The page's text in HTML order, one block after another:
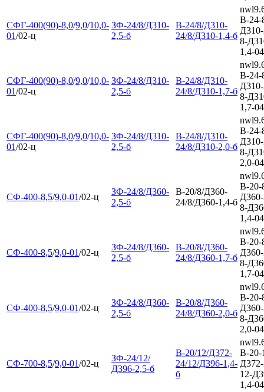
СФГ-400(90)-8,0/9,0/10,0-
01/02-ц
ЗФ-24/8/Д310-
2,5-б
В-24/8/Д310-
24/8/Д310-1,4-б
В-24-
8-
1,4-04
СФГ-400(90)-8,0/9,0/10,0-
01/02-ц
ЗФ-24/8/Д310-
2,5-б
В-24/8/Д310-
24/8/Д310-1,7-б
В-24-
8-
1,7-04
СФГ-400(90)-8,0/9,0/10,0-
01/02-ц
ЗФ-24/8/Д310-
2,5-б
В-24/8/Д310-
24/8/Д310-2,0-б
В-24-
8-
2,0-04
СФ-400-8,5/9,0-01/02-ц
ЗФ-24/8/Д360-
2,5-б
В-20/8/Д360-
24/8/Д360-1,4-б
В-20-
8-
1,4-04
СФ-400-8,5/9,0-01/02-ц
ЗФ-24/8/Д360-
2,5-б
В-20/8/Д360-
24/8/Д360-1,7-б
В-20-
8-
1,7-04
СФ-400-8,5/9,0-01/02-ц
ЗФ-24/8/Д360-
2,5-б
В-20/8/Д360-
24/8/Д360-2,0-б
В-20-
8-
2,0-04
СФ-700-8,5/9,0-01/02-ц
ЗФ-24/12/
Д396-2,5-б
В-20/12/Д372-
24/12/Д396-1,4-
б
В-20-
12-
1,4-04